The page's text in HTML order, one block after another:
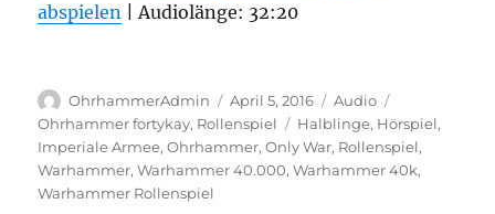
RSS FEED
TEILEN
EMBED
abspielen |Audiolänge: 32:20
Autor
OhrhammerAdmin
Veröffentlicht
am
April 5, 2016 Format
Audio
Ohrhammer fortykay, Rollenspiel Schlagwörter
Halblinge, Hörspiel,
Imperiale Armee,Ohrhammer,Only War, Rollenspiel,
Warhammer,Warhammer 40.000,Warhammer 40k,
Warhammer Rollenspiel